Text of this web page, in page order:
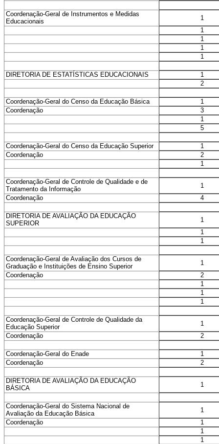
Coordenação-Geral de Instrumentos e Medidas
Educacionais
1
1
1
1
1
DIRETORIA DE ESTATÍSTICAS EDUCACIONAIS
1
2
Coordenação-Geral do Censo da Educação Básica
1
Coordenação
3
1
5
Coordenação-Geral do Censo da Educação Superior
1
Coordenação
2
1
Coordenação-Geral de Controle de Qualidade e de
Tratamento da Informação
1
Coordenação
4
DIRETORIA DE AVALIAÇÃO DA EDUCAÇÃO
SUPERIOR
1
1
1
Coordenação-Geral de Avaliação dos Cursos de
Graduação e Instituições de Ensino Superior
1
Coordenação
2
1
1
1
Coordenação-Geral de Controle de Qualidade da
Educação Superior
1
Coordenação
2
Coordenação-Geral do Enade
1
Coordenação
2
DIRETORIA DE AVALIAÇÃO DA EDUCAÇÃO
BÁSICA
1
Coordenação-Geral do Sistema Nacional de
Avaliação da Educação Básica
1
Coordenação
1
1
1